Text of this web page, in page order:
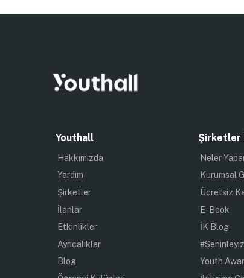
Youthall
Hakkımızda
Yardım
Şirketler
İlanlar
Etkinlikler
Ayrıcalıklar
Blog
Şirketler
Neler
Kurumsal
Ücretsiz
E-Book
İK Blog
#Seninleyiz
Youth